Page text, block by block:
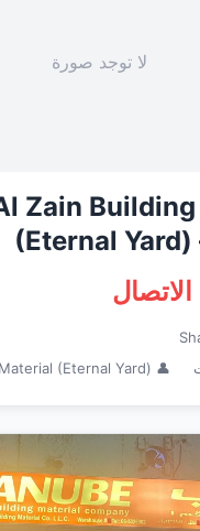
لا توجد صورة
Al Zain
(Eternal
👤 Al Zain Building Material (Eternal Yard)